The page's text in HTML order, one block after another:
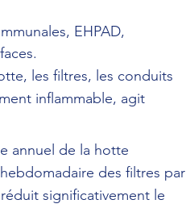
EHPAD,
les filtres, les conduits
inflammable, agit
annuel de la hotte
des filtres par
significativement le